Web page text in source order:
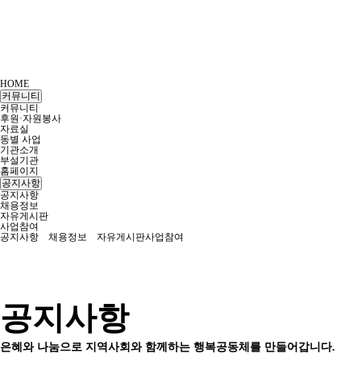
HOME
커뮤니티
커뮤니티
후원·자원봉사
자료실
동별 사업
기관소개
부설기관
홈페이지
공지사항
공지사항
채용정보
자유게시판
사업참여
공지사항
채용정보 자유게시판사업참여
공지사항
은혜와 나눔으로 지역사회와 함께하는 행복공동체를 만들어갑니다.